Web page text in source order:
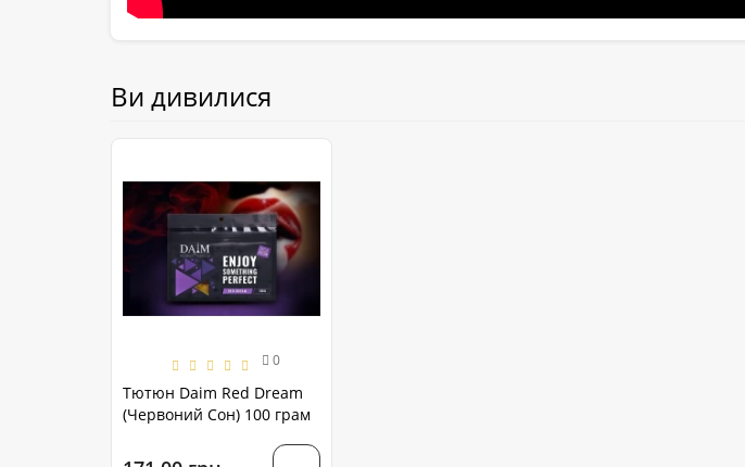
Ви дивилися
0
Тютюн Daim Red Dream
(Червоний Сон) 100 грам